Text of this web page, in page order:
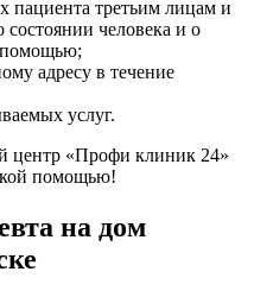
пациента третьим лицам и
человека и о
помощью;
адресу в течение
услуг.
центр «Профи клиник 24»
помощью!
на дом